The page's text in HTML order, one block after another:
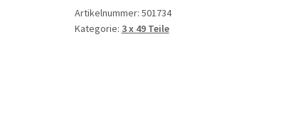
Artikelnummer: 501734
Kategorie: 3 x 49 Teile